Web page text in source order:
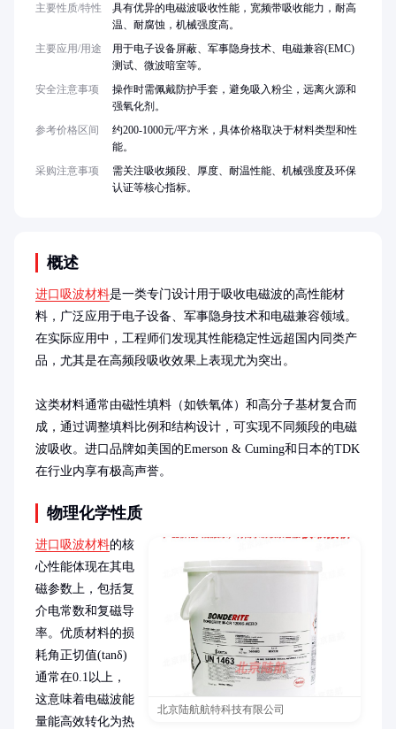
概述
进口吸波材料是一类专门设计用于吸收电磁波的高性能材
料，广泛应用于电子设备、军事隐身技术和电磁兼容领域。
在实际应用中，工程师们发现其性能稳定性远超国内同类产
品，尤其是在高频段吸收效果上表现尤为突出。
这类材料通常由磁性填料（如铁氧体）和高分子基材复合而
成，通过调整填料比例和结构设计，可实现不同频段的电磁
波吸收。进口品牌如美国的Emerson & Cuming和日本的TDK
在行业内享有极高声誉。
物理化学性质
北京陆航航特科技有限公司
进口吸波材料的核
心性能体现在其电
磁参数上，包括复
介电常数和复磁导
率。优质材料的损
耗角正切值(tanδ)
通常在0.1以上，
这意味着电磁波能
量能高效转化为热
主要性质/特性
具有优异的电磁波吸收性能，宽频带吸收能力，耐高
温、耐腐蚀，机械强度高。
主要应用/用途
用于电子设备屏蔽、军事隐身技术、电磁兼容(EMC)
测试、微波暗室等。
安全注意事项
操作时需佩戴防护手套，避免吸入粉尘，远离火源和
强氧化剂。
参考价格区间
约200-1000元/平方米，具体价格取决于材料类型和性
能。
采购注意事项
需关注吸收频段、厚度、耐温性能、机械强度及环保
认证等核心指标。